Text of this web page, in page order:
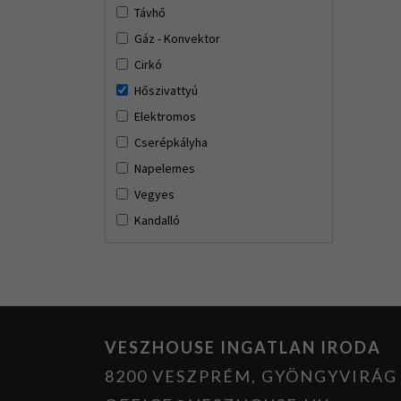
Távhő
Gáz - Konvektor
Cirkó
Hőszivattyú
Elektromos
Cserépkályha
Napelemes
Vegyes
Kandalló
VESZHOUSE INGATLAN IRODA
8200 VESZPRÉM,